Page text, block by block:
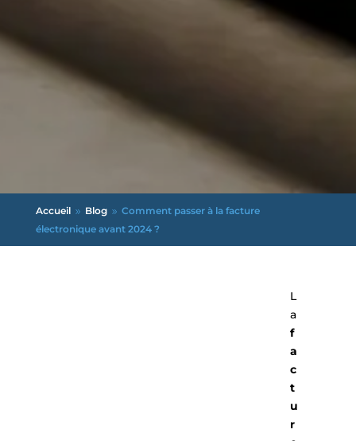
Accueil 9 Blog 9 Comment passer à la facture
électronique avant 2024 ?
L
a
f
a
c
t
u
r